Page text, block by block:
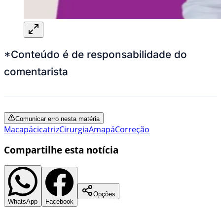
*Conteúdo é de responsabilidade do
comentarista
Comunicar erro nesta matéria
MacapácicatrizCirurgiaAmapáCorreção
Compartilhe esta notícia
WhatsApp Facebook
Opções